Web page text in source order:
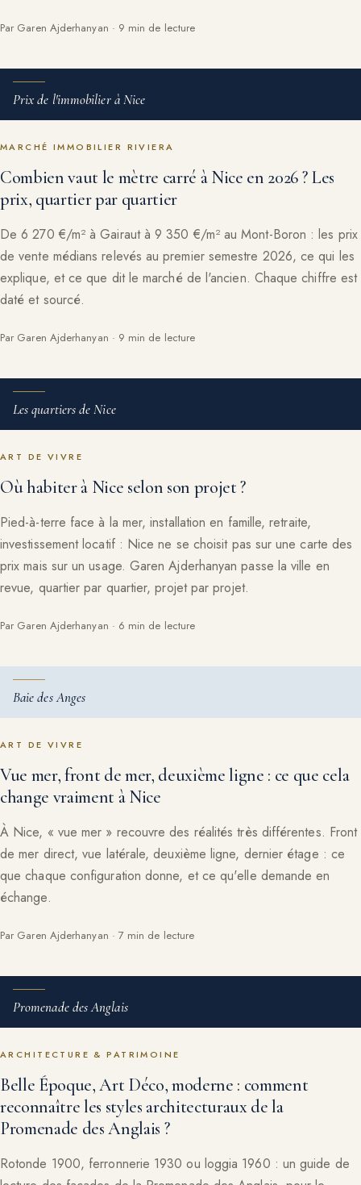
Par Garen Ajderhanyan · 9 min de lecture
Prix de l'immobilier à Nice
MARCHÉ IMMOBILIER RIVIERA
Combien vaut le mètre carré à Nice en 2026 ? Les
prix, quartier par quartier
De 6 270 €/m² à Gairaut à 9 350 €/m² au Mont-Boron : les prix
de vente médians relevés au premier semestre 2026, ce qui les
explique, et ce que dit le marché de l'ancien. Chaque chiffre est
daté et sourcé.
Par Garen Ajderhanyan · 9 min de lecture
Les quartiers de Nice
ART DE VIVRE
Où habiter à Nice selon son projet ?
Pied-à-terre face à la mer, installation en famille, retraite,
investissement locatif : Nice ne se choisit pas sur une carte des
prix mais sur un usage. Garen Ajderhanyan passe la ville en
revue, quartier par quartier, projet par projet.
Par Garen Ajderhanyan · 6 min de lecture
Baie des Anges
ART DE VIVRE
Vue mer, front de mer, deuxième ligne : ce que cela
change vraiment à Nice
À Nice, « vue mer » recouvre des réalités très différentes. Front
de mer direct, vue latérale, deuxième ligne, dernier étage : ce
que chaque configuration donne, et ce qu'elle demande en
échange.
Par Garen Ajderhanyan · 7 min de lecture
Promenade des Anglais
ARCHITECTURE & PATRIMOINE
Belle Époque, Art Déco, moderne : comment
reconnaître les styles architecturaux de la
Promenade des Anglais ?
Rotonde 1900, ferronnerie 1930 ou loggia 1960 : un guide de